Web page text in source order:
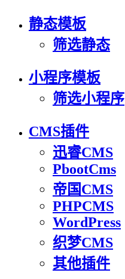
静态模板
筛选静态
小程序模板
筛选小程序
CMS插件
迅睿CMS
PbootCms
帝国CMS
PHPCMS
WordPress
织梦CMS
其他插件